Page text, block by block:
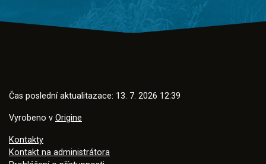
Čas poslední aktualitazace: 13. 7. 2026 12:39
Vyrobeno v Origine
Kontakty
Kontakt na administrátora